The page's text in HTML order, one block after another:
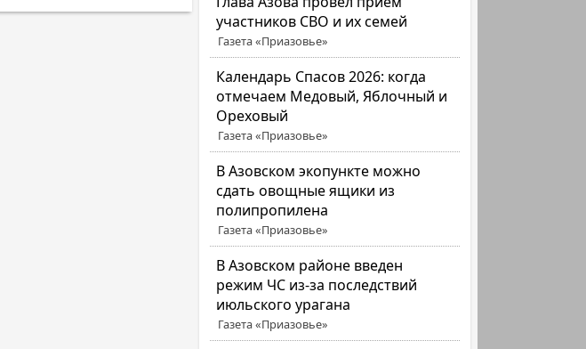
участников СВО и их семей
Газета «Приазовье»
Календарь Спасов 2026: когда
отмечаем Медовый, Яблочный и
Ореховый
Газета «Приазовье»
В Азовском экопункте можно
сдать овощные ящики из
полипропилена
Газета «Приазовье»
В Азовском районе введен
режим ЧС из-за последствий
июльского урагана
Газета «Приазовье»